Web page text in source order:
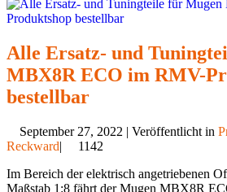
Alle Ersatz- und
MBX8R ECO im RMV-
bestellbar
September 27, 2022 | Veröffentlicht in
Reckward|
1142
Im Bereich der elektrisch angetriebenen
Maßstab 1:8 fährt der Mugen MBX8R